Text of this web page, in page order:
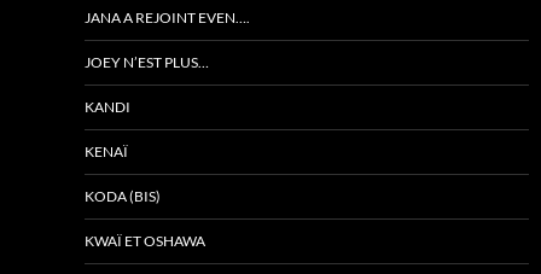
JANA A REJOINT EVEN….
JOEY N’EST PLUS…
KANDI
KENAÏ
KODA (BIS)
KWAÏ ET OSHAWA